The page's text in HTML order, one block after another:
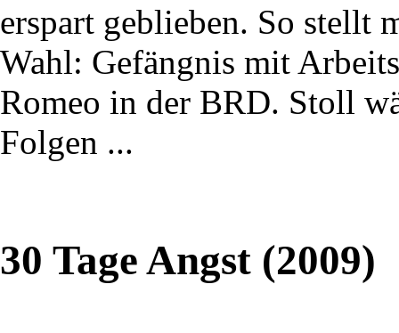
erspart geblieben. So stellt
Wahl: Gefängnis mit
Romeo in der BRD. Stoll
Folgen ...
30 Tage Angst (2009)